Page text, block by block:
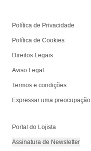
Política de Privacidade
Política de Cookies
Direitos Legais
Aviso Legal
Termos e condições
Expressar uma preocupação
Portal do Lojista
Assinatura de Newsletter